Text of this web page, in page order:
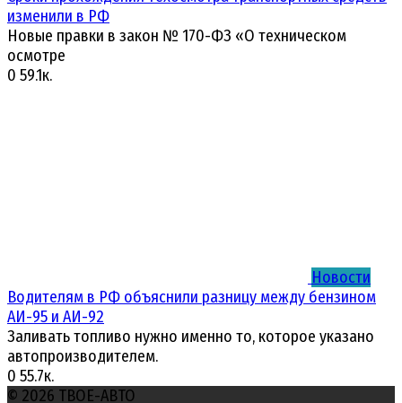
изменили в РФ
Новые правки в закон № 170-ФЗ «О техническом
осмотре
0 59.1к.
Новости
Водителям в РФ объяснили разницу между бензином
АИ-95 и АИ-92
Заливать топливо нужно именно то, которое указано
автопроизводителем.
0 55.7к.
© 2026 ТВОЕ-АВТО